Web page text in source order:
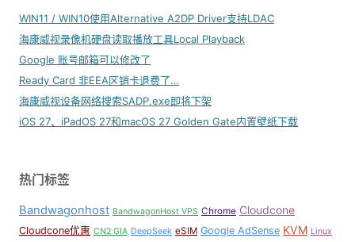
WIN11 / WIN10使用Alternative A2DP Driver支持LDAC
海康威视录像机硬盘读取播放工具Local Playback
Google 账号邮箱可以修改了
Ready Card 非EEA区销卡退费了…
海康威视设备网络搜索SADP.exe即将下架
iOS 27、iPadOS 27和macOS 27 Golden Gate内置壁纸下载
热门标签
Bandwagonhost BandwagonHost VPS Chrome Cloudcone
Cloudcone优惠 CN2 GIA DeepSeek eSIM Google AdSense KVM Linux